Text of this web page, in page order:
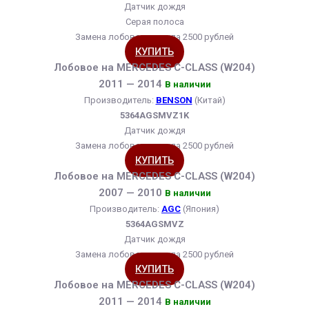
Датчик дождя
Серая полоса
Замена лобового стекла 2500 рублей
КУПИТЬ
Лобовое на MERCEDES C-CLASS (W204)
2011 — 2014 В наличии
Производитель: BENSON (Китай)
5364AGSMVZ1K
Датчик дождя
Замена лобового стекла 2500 рублей
КУПИТЬ
Лобовое на MERCEDES C-CLASS (W204)
2007 — 2010 В наличии
Производитель: AGC (Япония)
5364AGSMVZ
Датчик дождя
Замена лобового стекла 2500 рублей
КУПИТЬ
Лобовое на MERCEDES C-CLASS (W204)
2011 — 2014 В наличии